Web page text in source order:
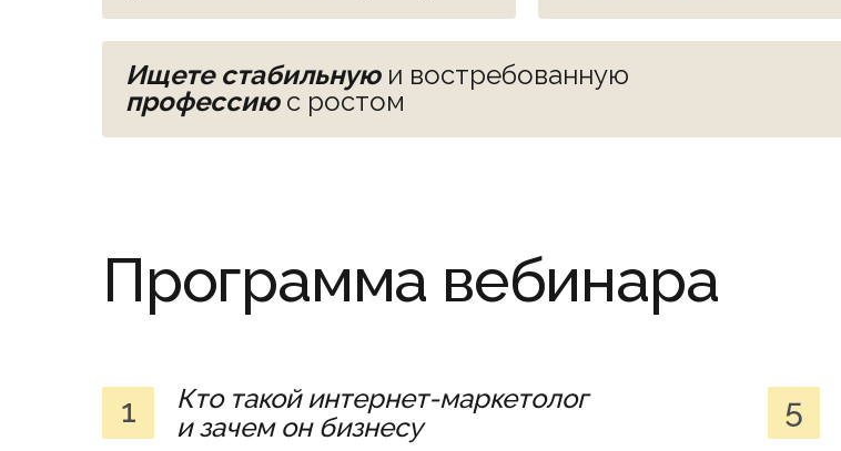
Ищете стабильнуюи востребованную
профессиюс ростом
Программа вебинара
Кто такой интернет-маркетолог
и зачем он бизнесу
1 5